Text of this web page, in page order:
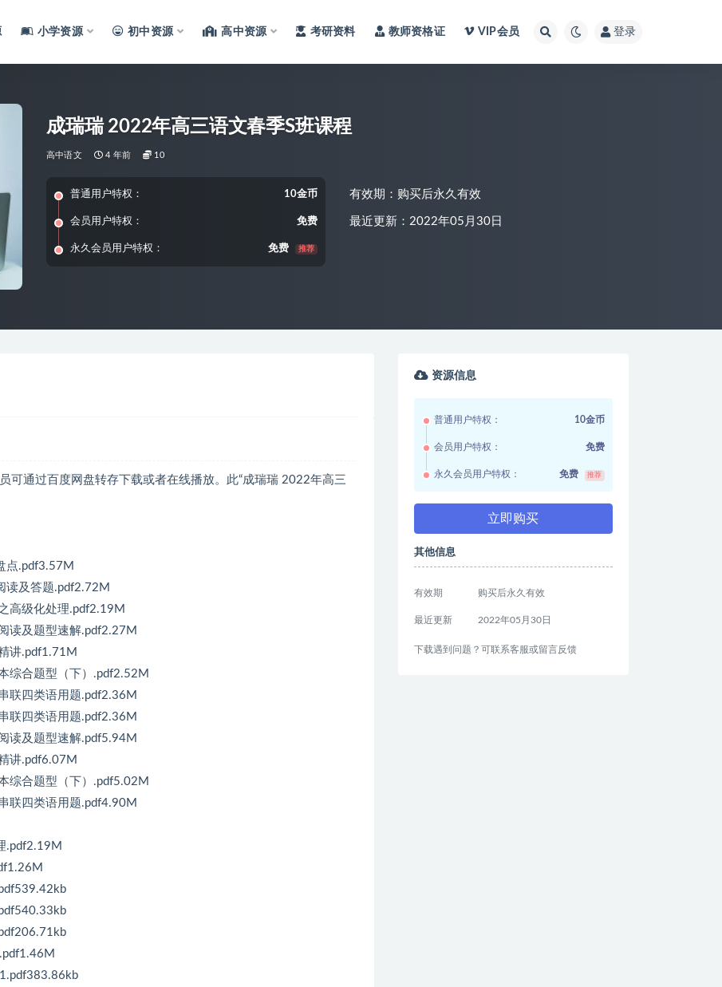
小学资源 初中资源 高中资源 考研资料 教师资格证 VIP会员 登录
成瑞瑞 2022年高三语文春季S班课程
高中语文 4 年前 10
普通用户特权： 10金币
会员用户特权： 免费
永久会员用户特权： 免费 推荐
有效期：购买后永久有效
最近更新：2022年05月30日
可通过百度网盘转存下载或者在线播放。此“成瑞瑞 2022年高三
点.pdf3.57M
读及答题.pdf2.72M
高级化处理.pdf2.19M
读及题型速解.pdf2.27M
讲.pdf1.71M
综合题型（下）.pdf2.52M
联四类语用题.pdf2.36M
联四类语用题.pdf2.36M
读及题型速解.pdf5.94M
讲.pdf6.07M
综合题型（下）.pdf5.02M
联四类语用题.pdf4.90M
.pdf2.19M
资源信息
普通用户特权： 10金币
会员用户特权： 免费
永久会员用户特权： 免费 推荐
立即购买
其他信息
有效期 购买后永久有效
最近更新 2022年05月30日
下载遇到问题？可联系客服或留言反馈